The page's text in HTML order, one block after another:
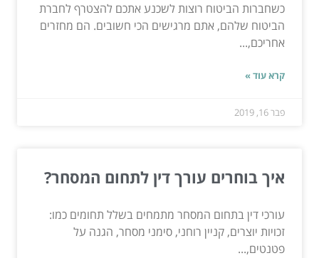
כשחברות הביטוח רוצות לשכנע אתכם להצטרף לחברת
הביטוח שלהם, אתם מרגישים הכי חשובים. הם מחזרים
אחריכם,...
קרא עוד »
פבר 16, 2019
איך בוחרים עורך דין לתחום המסחר?
עורכי דין בתחום המסחר מתמחים בשלל תחומים כמו:
זכויות יוצרים, קניין רוחני, סימני מסחר, הגנה על
פטנטים,...